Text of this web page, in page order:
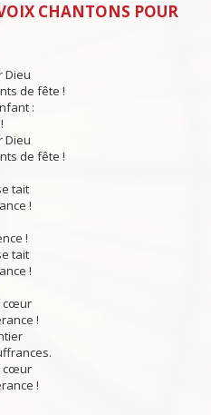
CHANTONS POUR
Dieu
de fête !
:
Dieu
de fête !
tait
!
!
tait
!
cœur
!
cœur
!